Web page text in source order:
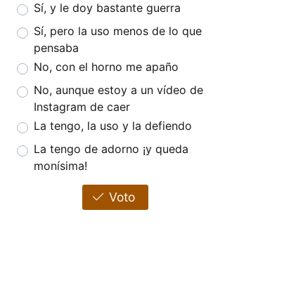
Sí, y le doy bastante guerra
Sí, pero la uso menos de lo que
pensaba
No, con el horno me apaño
No, aunque estoy a un vídeo de
Instagram de caer
La tengo, la uso y la defiendo
La tengo de adorno ¡y queda
monísima!
Voto